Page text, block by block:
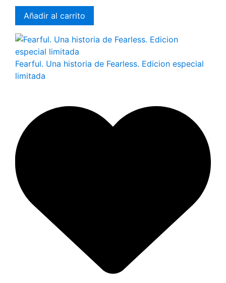
Añadir al carrito
Fearful. Una historia de Fearless. Edicion especial
limitada